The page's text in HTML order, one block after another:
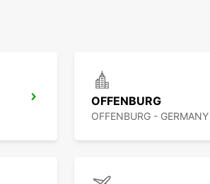
OFFENBURG
OFFENBURG - GERMANY